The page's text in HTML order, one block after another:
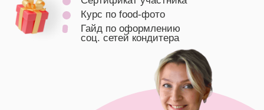
Елена Туганова
ТОП-кондитер@flowercake_zefir